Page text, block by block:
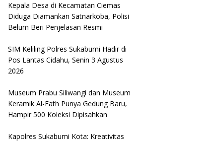
Kepala Desa di Kecamatan Ciemas
Diduga Diamankan Satnarkoba, Polisi
Belum Beri Penjelasan Resmi
SIM Keliling Polres Sukabumi Hadir di
Pos Lantas Cidahu, Senin 3 Agustus
2026
Museum Prabu Siliwangi dan Museum
Keramik Al-Fath Punya Gedung Baru,
Hampir 500 Koleksi Dipisahkan
Kapolres Sukabumi Kota: Kreativitas